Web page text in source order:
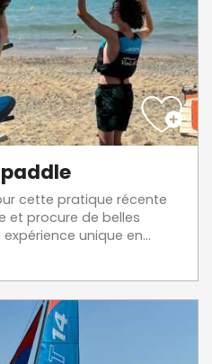
cette pratique récente
et procure de belles
unique en...